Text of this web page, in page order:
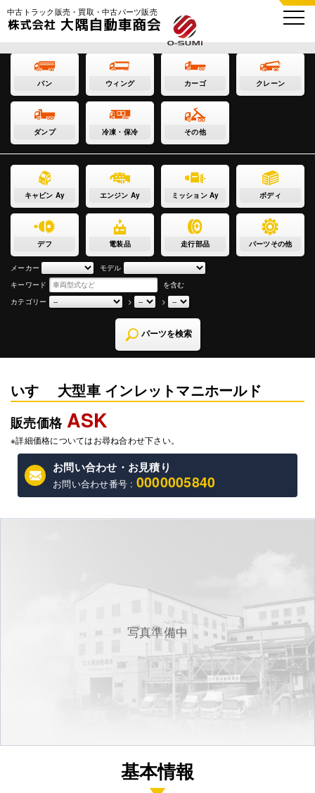
中古トラック販売・買取・中古パーツ販売
バン ウィング カーゴ クレーン
ダンプ 冷凍・保冷 その他
キャビン Ay エンジン Ay ミッション Ay ボディ
デフ 電装品 走行部品 パーツその他
メーカー
モデル
キーワード
を含む
カテゴリー
> >
パーツを検索
いすゞ 大型車 インレットマニホールド
販売価格 ASK
※詳細価格についてはお尋ね合わせ下さい。
お問い合わせ・お見積り
お問い合わせ番号 : 0000005840
写真準備中
基本情報